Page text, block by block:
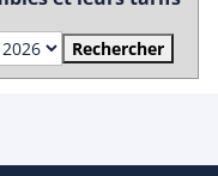
Rechercher